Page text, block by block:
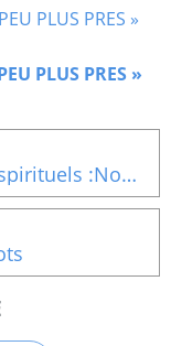
PLUS PRES »
Beaux textes philosophiques et spirituels :Nous croyons savoir tant de choses...